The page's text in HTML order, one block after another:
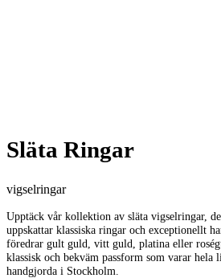
Släta Ringar
vigselringar
Upptäck vår kollektion av släta vigselringar,
uppskattar klassiska ringar och exceptionellt
föredrar gult guld, vitt guld, platina eller
klassisk och bekväm passform som varar
handgjorda i Stockholm.